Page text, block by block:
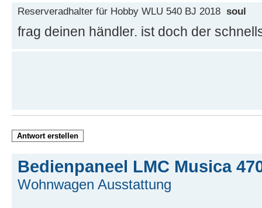
Reserveradhalter für Hobby WLU 540 BJ 2018 soul
frag deinen händler. ist doch der
Antwort erstellen
Bedienpaneel LMC Musica
Wohnwagen Ausstattung